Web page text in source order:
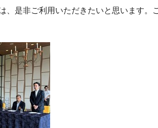
、是非ご利用いただきたいと思います。